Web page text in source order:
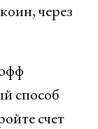
через
способ
счет